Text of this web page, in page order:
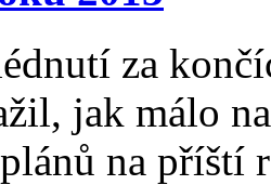
za
jak málo
na příští